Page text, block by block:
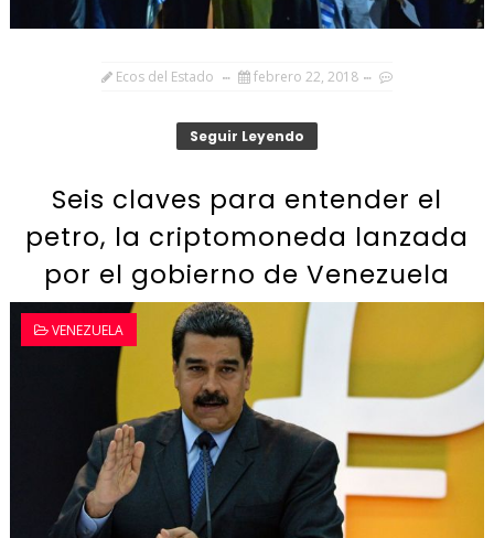
Ecos del Estado febrero 22, 2018
Seguir Leyendo
Seis claves para entender el
petro, la criptomoneda lanzada
por el gobierno de Venezuela
VENEZUELA